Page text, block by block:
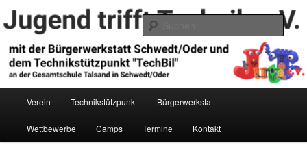
Zum
primären
springenJugend trifft Technik e.V.
Verein Technikstützpunkt Bürgerwerkstatt
Wettbewerbe Camps Termine Kontakt